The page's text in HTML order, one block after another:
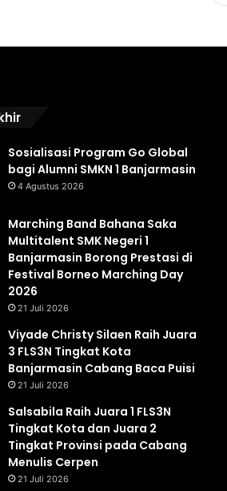
Sosialisasi Program Go Global
bagi Alumni SMKN 1 Banjarmasin
4 Agustus 2026
Marching Band Bahana Saka
Multitalent SMK Negeri 1
Banjarmasin Borong Prestasi di
Festival Borneo Marching Day
2026
21 Juli 2026
Viyade Christy Silaen Raih Juara
3 FLS3N Tingkat Kota
Banjarmasin Cabang Baca Puisi
21 Juli 2026
Salsabila Raih Juara 1 FLS3N
Tingkat Kota dan Juara 2
Tingkat Provinsi pada Cabang
Menulis Cerpen
21 Juli 2026